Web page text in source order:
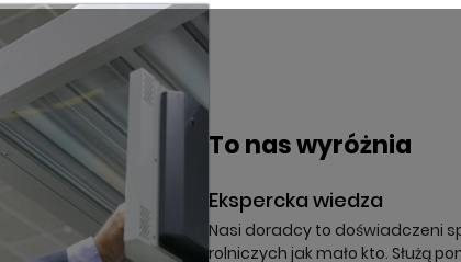
To nas wyróżnia
Ekspercka wiedza
Nasi doradcy to doświadczeni
rolniczych jak mało kto. Służą
((modalDeleteText))
listę ulubionych
listy ulubionych
Zapisz
się
być zalogowany by zapisać produkty na swojej liście
Zaloguj się